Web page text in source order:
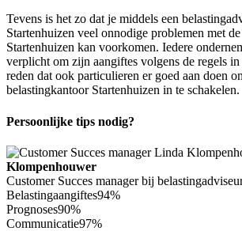
Tevens is het zo dat je middels een
Startenhuizen veel onnodige problemen met
Startenhuizen kan voorkomen. Iedere
verplicht om zijn aangiftes volgens de regels
reden dat ook particulieren er goed aan doen
belastingkantoor Startenhuizen in te schakelen.
Persoonlijke tips nodig?
Klompenhouwer
Customer Succes manager bij
Belastingaangiftes94%
Prognoses90%
Communicatie97%